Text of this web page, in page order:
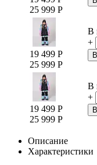
25 999 Р
19 499 Р
25 999 Р
В
+
19 499 Р
25 999 Р
В
+
Описание
Характеристики